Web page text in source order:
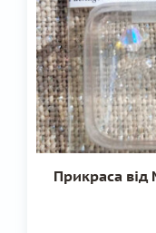
Прикраса